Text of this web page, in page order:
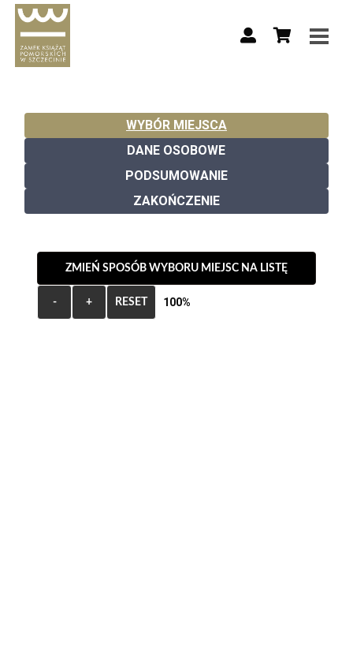
WYBÓR MIEJSCA
DANE OSOBOWE
PODSUMOWANIE
ZAKOŃCZENIE
ZMIEŃ SPOSÓB WYBORU MIEJSC NA LISTĘ
- + RESET 100%